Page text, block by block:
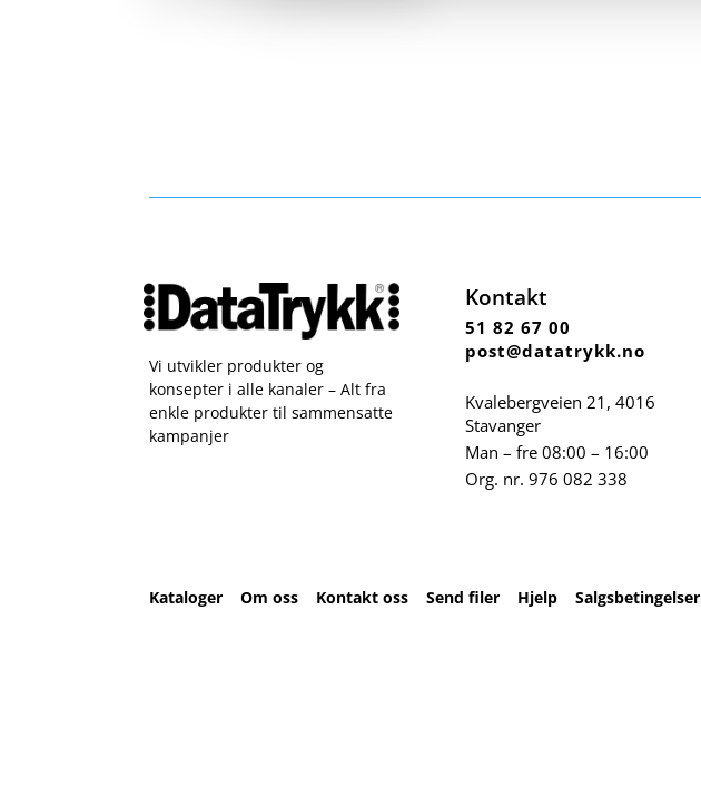
Vi utvikler produkter og
konsepter i alle kanaler – Alt fra
enkle produkter til sammensatte
kampanjer
Kontakt
51 82 67 00
post@datatrykk.no
Kvalebergveien 21 , 4016
Stavanger
Man – fre 08:00 – 16:00
Org. nr. 976 082 338
Kataloger Om oss Kontakt oss Send filer HjelpSalgsbetingelser